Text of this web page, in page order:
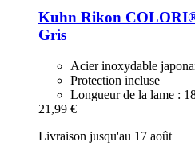
Kuhn Rikon
Gris
Acier inoxydable
Protection incluse
Longueur de la lame :
21,99 €
Livraison jusqu'au 17 août